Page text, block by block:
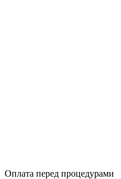
Оплата перед процедурами